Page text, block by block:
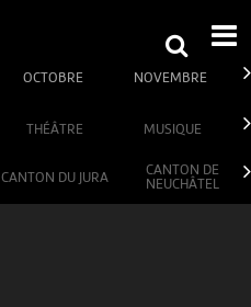
OCTOBRE NOVEMBRE
THÉÂTRE MUSIQUE
CANTON DU JURA
CANTON DE
NEUCHÂTEL